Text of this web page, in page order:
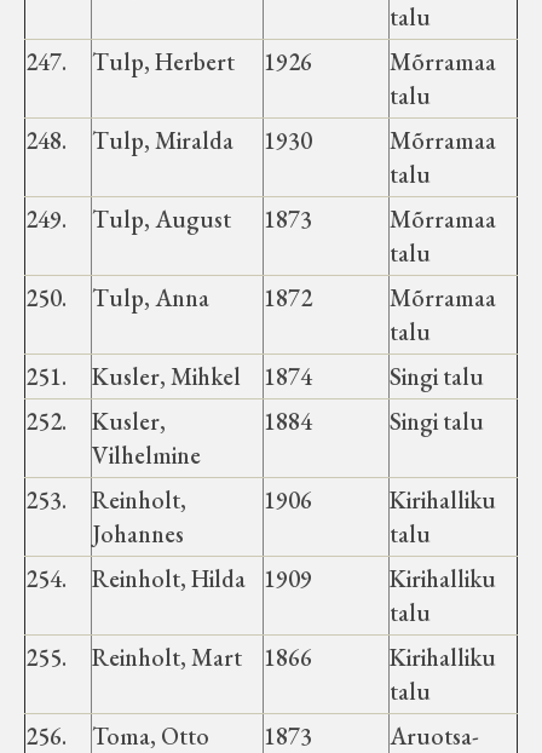
talu
247.
Tulp, Herbert 1926
Mõrramaa
talu
248.
Tulp, Miralda 1930
Mõrramaa
talu
249.
Tulp, August 1873
Mõrramaa
talu
250.
Tulp, Anna 1872
Mõrramaa
talu
251.
Kusler, Mihkel 1874
Singi talu
252.
Kusler,
Vilhelmine
1884 Singi talu
253.
Reinholt,
Johannes
1906
Kirihalliku
talu
254.
Reinholt, Hilda 1909
Kirihalliku
talu
255.
Reinholt, Mart 1866
Kirihalliku
talu
256.
Toma, Otto 1873
Aruotsa-